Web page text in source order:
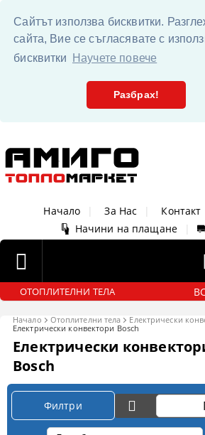
Сайтът използва бисквитки.
сайта, Вие се съгласявате с
бисквитки
Научете повече
Разбрах!
Начало За Нас Контакт
Начини на плащане
ОТОПЛИТЕЛНИ ТЕЛА
Начало Отоплителни тела
Електрически
Електрически конвектори Bosch
Електрически
Bosch
Филтри